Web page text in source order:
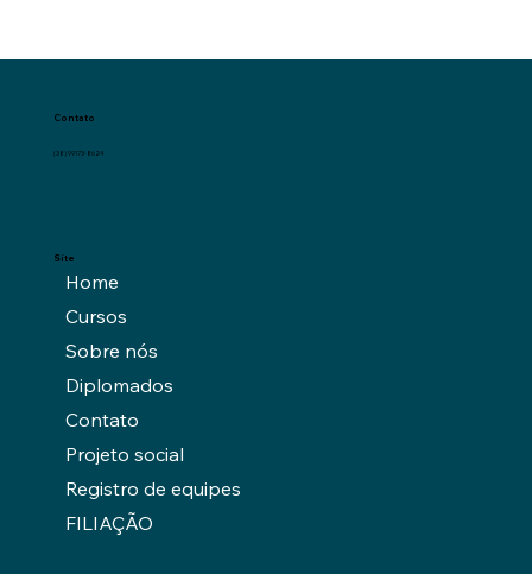
Contato
(38) 99173-8624
Site
Home
Cursos
Sobre nós
Diplomados
Contato
Projeto social
Registro de equipes
FILIAÇÃO